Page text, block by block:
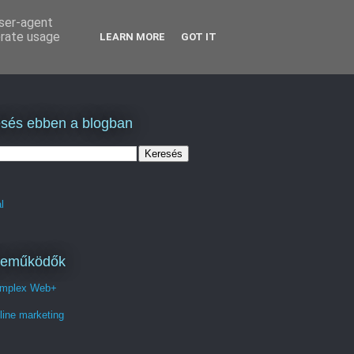
ebben a blogban
Web+
marketing
agent
usage
LEARN MORE GOT IT